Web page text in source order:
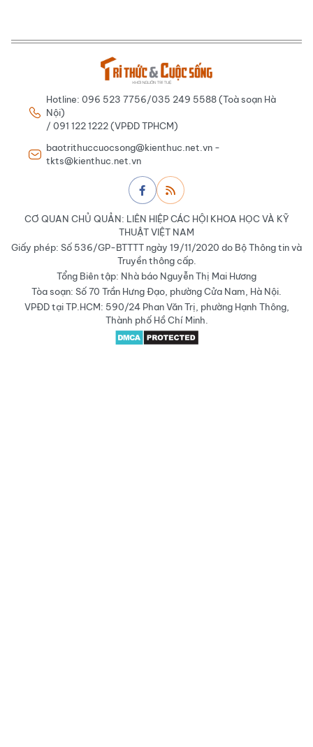
Hotline: 096 523 7756/035 249 5588 (Toà soạn Hà
Nội)
/ 091 122 1222 (VPĐD TPHCM)
baotrithuccuocsong@kienthuc.net.vn -
tkts@kienthuc.net.vn
CƠ QUAN CHỦ QUẢN: LIÊN HIỆP CÁC HỘI KHOA HỌC VÀ KỸ
THUẬT VIỆT NAM
Giấy phép: Số 536/GP-BTTTT ngày 19/11/2020 do Bộ Thông tin và
Truyền thông cấp.
Tổng Biên tập: Nhà báo Nguyễn Thị Mai Hương
Tòa soạn: Số 70 Trần Hưng Đạo, phường Cửa Nam, Hà Nội.
VPĐD tại TP.HCM: 590/24 Phan Văn Trị, phường Hạnh Thông,
Thành phố Hồ Chí Minh.